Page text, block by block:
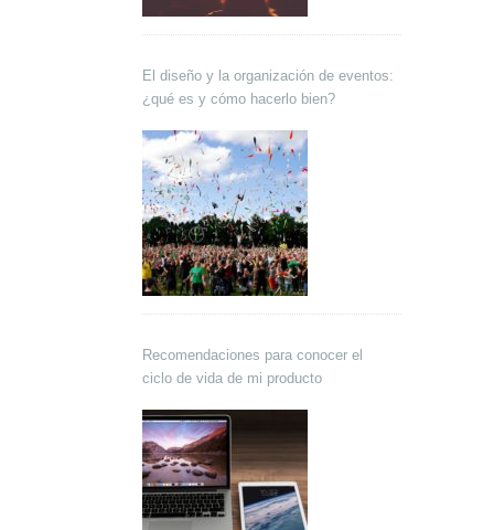
El diseño y la organización de eventos:
¿qué es y cómo hacerlo bien?
Recomendaciones para conocer el
ciclo de vida de mi producto